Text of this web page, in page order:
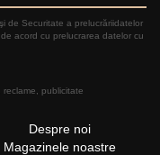
de Securitate a prelucrăriidatelor
acord cu prelucrarea datelor cu
publicitate
Despre noi
Magazinele noastre